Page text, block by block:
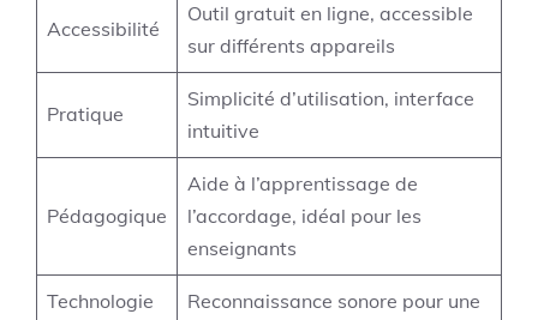
Accessibilité
Outil gratuit en ligne, accessible
sur différents appareils
Pratique
Simplicité d’utilisation, interface
intuitive
Pédagogique
Aide à l’apprentissage de
l’accordage, idéal pour les
enseignants
Technologie
Reconnaissance sonore pour une